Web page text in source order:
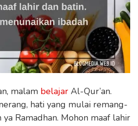
malam belajar Al-Qur’an.
hati yang mulai remang-
ya Ramadhan. Mohon maaf lahir